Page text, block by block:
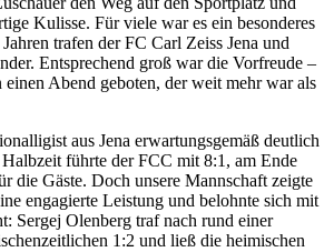
Kulisse. Für viele war es ein besonderes
trafen der FC Carl Zeiss Jena und
Entsprechend groß war die Vorfreude –
einen Abend geboten, der weit mehr war als
aus Jena erwartungsgemäß deutlich
führte der FCC mit 8:1, am Ende
die Gäste. Doch unsere Mannschaft zeigte
engagierte Leistung und belohnte sich mit
Sergej Olenberg traf nach rund einer
1:2 und ließ die heimischen